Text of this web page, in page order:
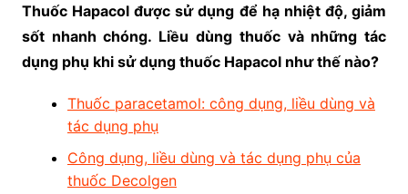
Thuốc Hapacol được sử dụng để hạ nhiệt độ, giảm
sốt nhanh chóng. Liều dùng thuốc và những tác
dụng phụ khi sử dụng thuốc Hapacol như thế nào?
Thuốc paracetamol: công dụng, liều dùng và
tác dụng phụ
Công dụng, liều dùng và tác dụng phụ của
thuốc Decolgen